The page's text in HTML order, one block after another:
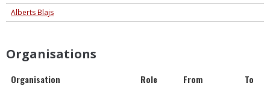
Alberts Blajs
Organisations
Organisation Role From To